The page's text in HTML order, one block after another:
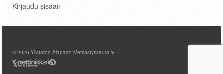
Kirjaudu sisään
© 2026 Ylistaron Alapään Metsästysseura ry